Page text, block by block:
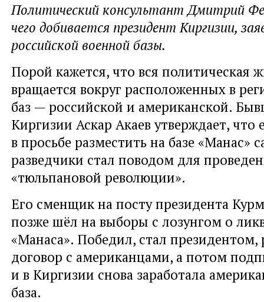
Политический консультант Дмитрий
чего добивается президент Киргизии,
российской военной базы.
Порой кажется, что вся политическая
вращается вокруг расположенных в
баз — российской и американской.
Киргизии Аскар Акаев утверждает, что
в просьбе разместить на базе «Манас»
разведчики стал поводом для
«тюльпановой революции».
Его сменщик на посту президента
позже шёл на выборы с лозунгом о
«Манаса». Победил, стал президентом,
договор с американцами, а потом
и в Киргизии снова заработала
база.